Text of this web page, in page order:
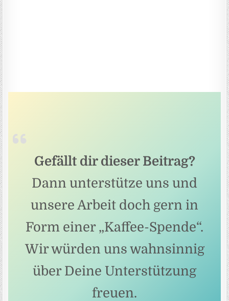
Gefällt dir dieser Beitrag?
Dann unterstütze uns und
unsere Arbeit doch gern in
Form einer „Kaffee-Spende“.
Wir würden uns wahnsinnig
über Deine Unterstützung
freuen.